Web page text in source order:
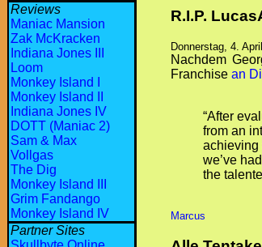
Reviews
Maniac Mansion
Zak McKracken
Indiana Jones III
Loom
Monkey Island I
Monkey Island II
Indiana Jones IV
DOTT (Maniac 2)
Sam & Max
Vollgas
The Dig
Monkey Island III
Grim Fandango
Monkey Island IV
Partner Sites
R.I.P.
Donnerstag, 4.
Nachdem
Franchise an
“After
from an
achieving
we’ve
the
Marcus